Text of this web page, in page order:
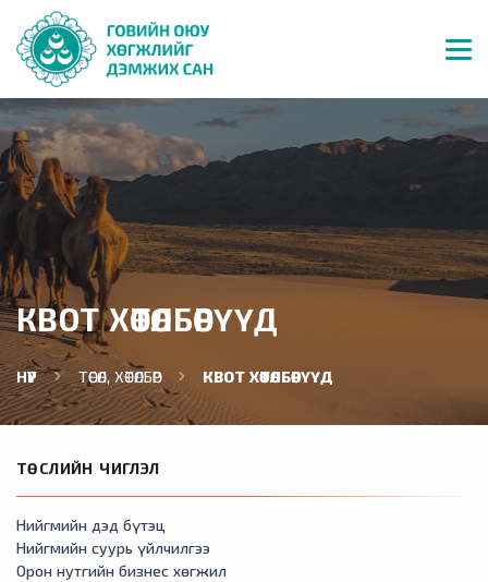
КВОТ ХӨТӨЛБӨРҮҮД
НҮҮР ТӨСӨЛ, ХӨТӨЛБӨР КВОТ ХӨТӨЛБӨРҮҮД
ТӨСЛИЙН ЧИГЛЭЛ
Нийгмийн дэд бүтэц
Нийгмийн суурь үйлчилгээ
Орон нутгийн бизнес хөгжил